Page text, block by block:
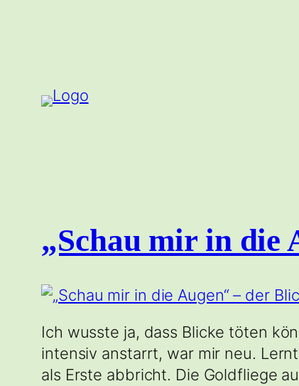
„Schau mir in die
Ich wusste ja, dass Blicke töten
intensiv anstarrt, war mir neu.
als Erste abbricht. Die Goldfliege